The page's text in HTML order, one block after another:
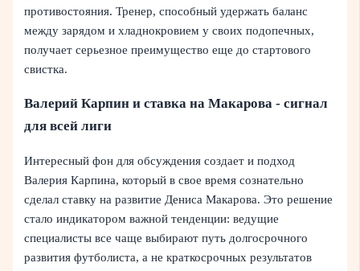
противостояния. Тренер, способный удержать баланс
между зарядом и хладнокровием у своих подопечных,
получает серьезное преимущество еще до стартового
свистка.
Валерий Карпин и ставка на Макарова - сигнал
для всей лиги
Интересный фон для обсуждения создает и подход
Валерия Карпина, который в свое время сознательно
сделал ставку на развитие Дениса Макарова. Это решение
стало индикатором важной тенденции: ведущие
специалисты все чаще выбирают путь долгосрочного
развития футболиста, а не краткосрочных результатов